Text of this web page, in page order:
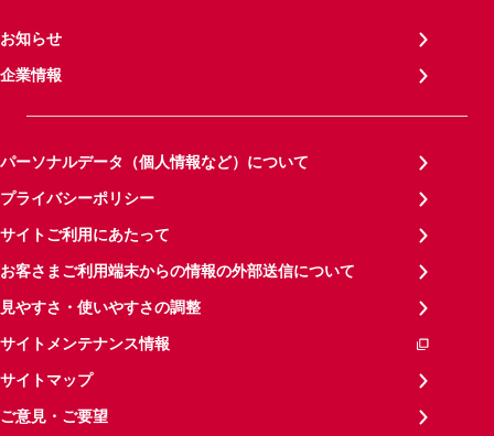
お知らせ
企業情報
パーソナルデータ（個人情報など）について
プライバシーポリシー
サイトご利用にあたって
お客さまご利用端末からの情報の外部送信について
見やすさ・使いやすさの調整
サイトメンテナンス情報
サイトマップ
ご意見・ご要望